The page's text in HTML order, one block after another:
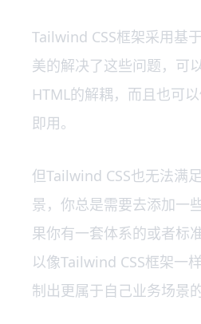
Tailwind CSS框架采用基
美的解决了这些问题，可
HTML的解耦，而且也可
即用。
但Tailwind CSS也无法满
景，你总是需要去添加一
果你有一套体系的或者标
以像Tailwind CSS框架一
制出更属于自己业务场景